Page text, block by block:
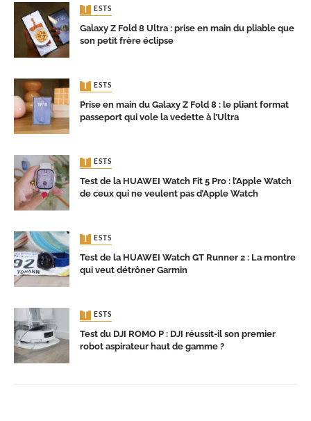
TESTS
Galaxy Z Fold 8 Ultra : prise en main du pliable que
son petit frère éclipse
TESTS
Prise en main du Galaxy Z Fold 8 : le pliant format
passeport qui vole la vedette à l’Ultra
TESTS
Test de la HUAWEI Watch Fit 5 Pro : l’Apple Watch
de ceux qui ne veulent pas d’Apple Watch
TESTS
Test de la HUAWEI Watch GT Runner 2 : La montre
qui veut détrôner Garmin
TESTS
Test du DJI ROMO P : DJI réussit-il son premier
robot aspirateur haut de gamme ?